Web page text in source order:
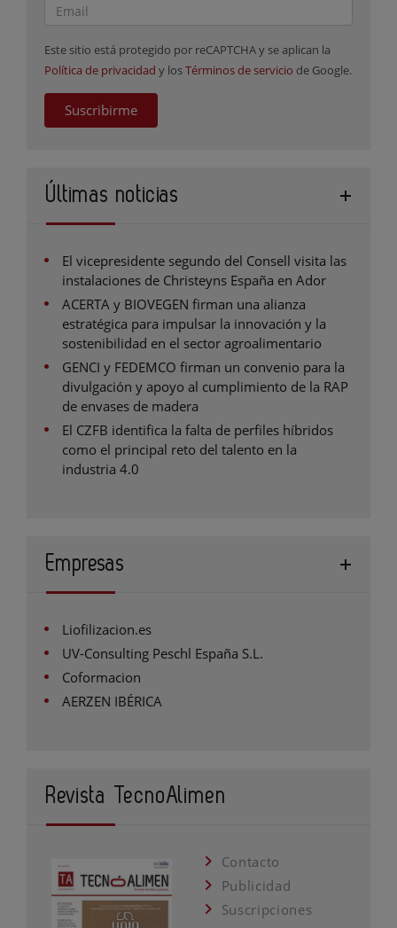
Este sitio está protegido por reCAPTCHA y se aplican la
Política de privacidad y losTérminos de servicio de Google.
Suscribirme
Últimas noticias
El vicepresidente segundo del Consell visita las
instalaciones de Christeyns España en Ador
ACERTA y BIOVEGEN firman una alianza
estratégica para impulsar la innovación y la
sostenibilidad en el sector agroalimentario
GENCI y FEDEMCO firman un convenio para la
divulgación y apoyo al cumplimiento de la RAP
de envases de madera
El CZFB identifica la falta de perfiles híbridos
como el principal reto del talento en la
industria 4.0
Empresas
Liofilizacion.es
UV-Consulting Peschl España S.L.
Coformacion
AERZEN IBÉRICA
Revista TecnoAlimen
Contacto
Publicidad
Suscripciones